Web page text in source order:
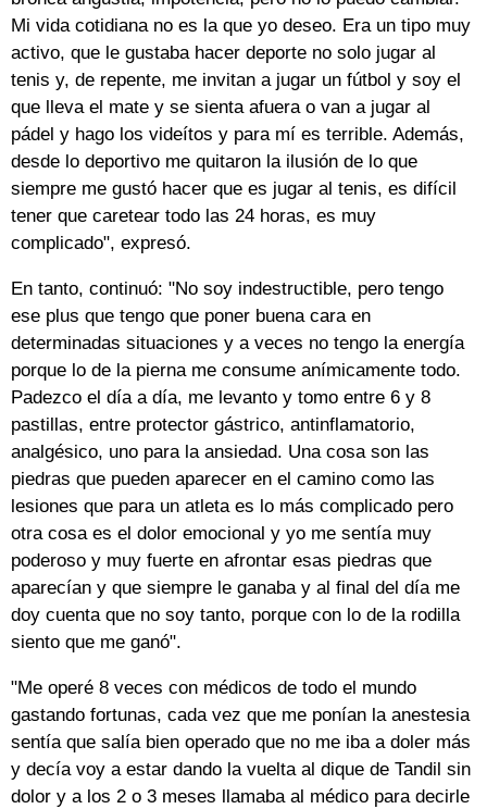
Mi vida cotidiana no es la que yo deseo. Era un tipo muy
activo, que le gustaba hacer deporte no solo jugar al
tenis y, de repente, me invitan a jugar un fútbol y soy el
que lleva el mate y se sienta afuera o van a jugar al
pádel y hago los videítos y para mí es terrible. Además,
desde lo deportivo me quitaron la ilusión de lo que
siempre me gustó hacer que es jugar al tenis, es difícil
tener que caretear todo las 24 horas, es muy
complicado", expresó.
En tanto, continuó: "No soy indestructible, pero tengo
ese plus que tengo que poner buena cara en
determinadas situaciones y a veces no tengo la energía
porque lo de la pierna me consume anímicamente todo.
Padezco el día a día, me levanto y tomo entre 6 y 8
pastillas, entre protector gástrico, antinflamatorio,
analgésico, uno para la ansiedad. Una cosa son las
piedras que pueden aparecer en el camino como las
lesiones que para un atleta es lo más complicado pero
otra cosa es el dolor emocional y yo me sentía muy
poderoso y muy fuerte en afrontar esas piedras que
aparecían y que siempre le ganaba y al final del día me
doy cuenta que no soy tanto, porque con lo de la rodilla
siento que me ganó".
"Me operé 8 veces con médicos de todo el mundo
gastando fortunas, cada vez que me ponían la anestesia
sentía que salía bien operado que no me iba a doler más
y decía voy a estar dando la vuelta al dique de Tandil sin
dolor y a los 2 o 3 meses llamaba al médico para decirle